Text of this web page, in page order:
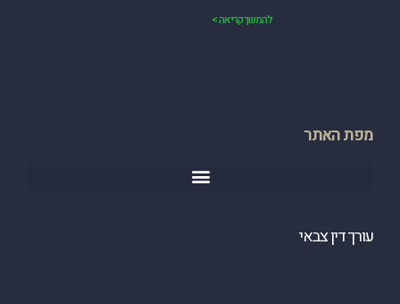
להמשך קריאה >
מפת האתר
עורך דין צבאי